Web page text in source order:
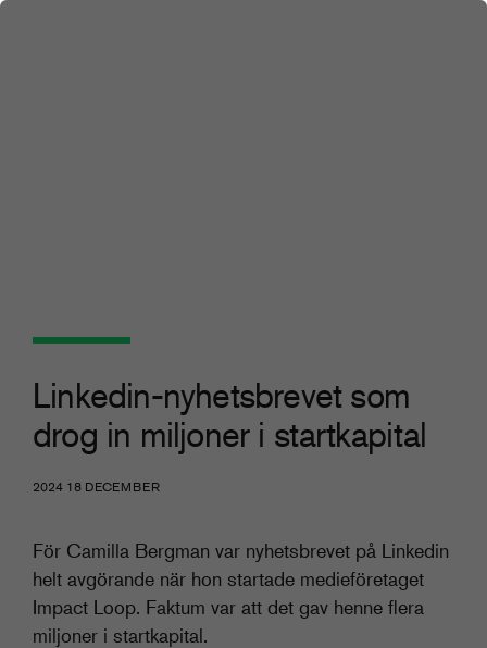
Linkedin-nyhetsbrevet som
drog in miljoner i startkapital
2024 18 DECEMBER
För Camilla Bergman var nyhetsbrevet på Linkedin
helt avgörande när hon startade medieföretaget
Impact Loop. Faktum var att det gav henne flera
miljoner i startkapital.